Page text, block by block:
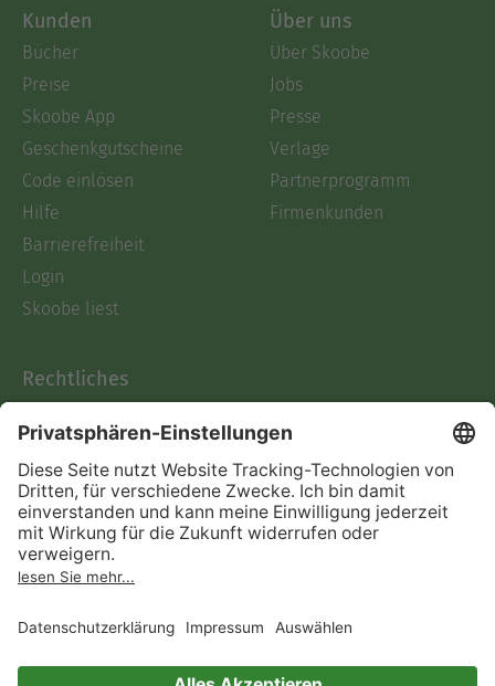
Kunden
Bücher
Preise
Skoobe App
Geschenkgutscheine
Code einlösen
Hilfe
Barrierefreiheit
Login
Skoobe liest
Über uns
Über Skoobe
Jobs
Presse
Verlage
Partnerprogramm
Firmenkunden
Rechtliches
AGB
Informationen nach Data
Act
Verträge hier kündigen
Impressum